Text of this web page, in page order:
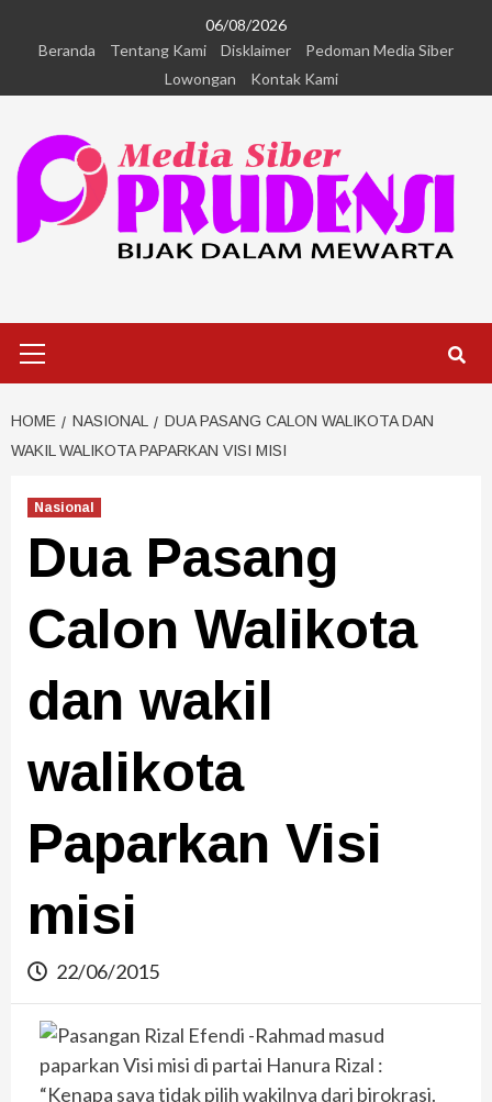
06/08/2026
Beranda
Tentang Kami Disklaimer
Pedoman Media Siber
Lowongan
Kontak Kami
HOME NASIONAL
DUA PASANG CALON WALIKOTA DAN
WAKIL WALIKOTA PAPARKAN VISI MISI
Nasional
Dua Pasang
Calon Walikota
dan wakil
walikota
Paparkan Visi
misi
22/06/2015